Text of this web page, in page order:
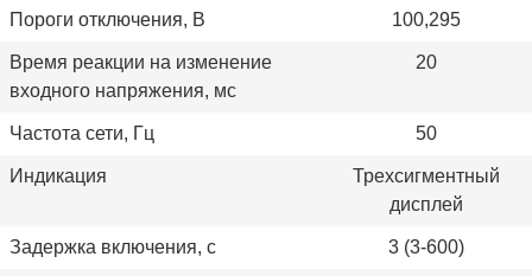
Пороги отключения, В 100,295
Время реакции на изменение
входного напряжения, мс
20
Частота сети, Гц 50
Индикация
Трехсигментный
дисплей
Задержка включения, с 3 (3-600)